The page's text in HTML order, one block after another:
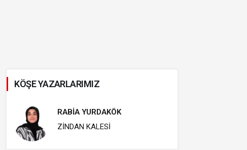
KÖŞE YAZARLARIMIZ
RABİA YURDAKÖK
ZINDAN KALESI